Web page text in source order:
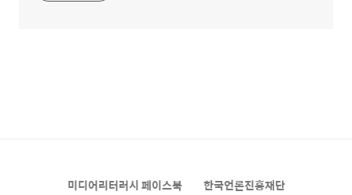
미디어리터러시 페이스북 한국언론진흥재단